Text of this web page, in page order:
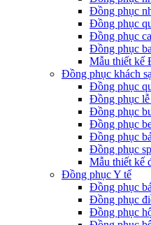
Đồng phục
Đồng phục
Đồng phục
Đồng phục
Mẫu thiết kế
Đồng phục khách
Đồng phục
Đồng phục lễ
Đồng phục
Đồng phục
Đồng phục
Đồng phục
Mẫu thiết kế
Đồng phục Y tế
Đồng phục
Đồng phục
Đồng phục